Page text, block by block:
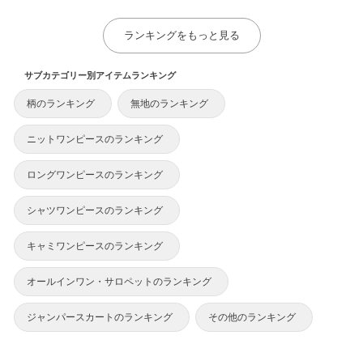
ランキングをもっと見る
サブカテゴリー別アイテムランキング
柄のランキング 無地のランキング
ニットワンピースのランキング
ロングワンピースのランキング
シャツワンピースのランキング
キャミワンピースのランキング
オールインワン・サロペットのランキング
ジャンパースカートのランキング その他のランキング